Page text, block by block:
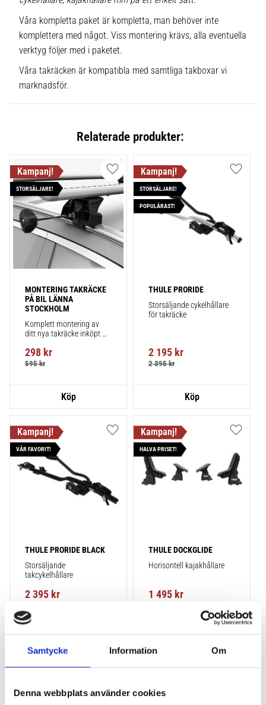
Samtycke Information Om
Denna webbplats använder cookies
Våra kompletta paket är kompletta, man behöver inte
komplettera med något. Viss montering krävs, alla eventuella
verktyg följer med i paketet.
Våra takräcken är kompatibla med samtliga takboxar vi
marknadsför.
Relaterade produkter:
MONTERING TAKRÄCKE
PÅ BIL LÄNNA
STOCKHOLM
Komplett montering av
ditt nya takräcke inköpt
montering på din bil.
298 kr
595kr
STORSÄLJARE!
Lägg till i favoriter
THULE PRORIDE
Storsäljande cykelhållare
för takräcke
2 195 kr
2 395kr
STORSÄLJARE!
POPULÄRAST!
Lägg
THULE PRORIDE BLACK
Storsäljande
takcykelhållare
2 395 kr
VÅR FAVORIT!
Lägg till i favoriter
THULE DOCKGLIDE
Horisontell kajakhållare
1 495 kr
HALVA PRISET!
Lägg
POPULÄRAST!